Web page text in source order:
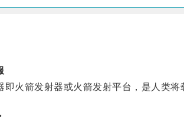
箭发射器或火箭发射平台，是人类将